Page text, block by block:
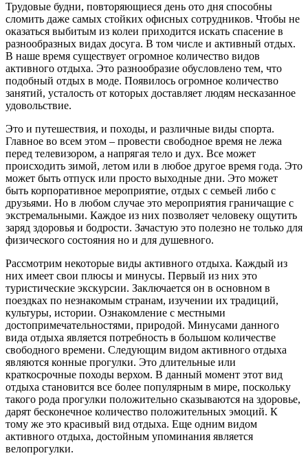
Трудовые будни, повторяющиеся день ото дня способны
сломить даже самых стойких офисных сотрудников. Чтобы не
оказаться выбитым из колеи приходится искать спасение в
разнообразных видах досуга. В том числе и активный отдых.
В наше время существует огромное количество видов
активного отдыха. Это разнообразие обусловлено тем, что
подобный отдых в моде. Появилось огромное количество
занятий, усталость от которых доставляет людям несказанное
удовольствие.
Это и путешествия, и походы, и различные виды спорта.
Главное во всем этом – провести свободное время не лежа
перед телевизором, а напрягая тело и дух. Все может
происходить зимой, летом или в любое другое время года. Это
может быть отпуск или просто выходные дни. Это может
быть корпоративное мероприятие, отдых с семьей либо с
друзьями. Но в любом случае это мероприятия граничащие с
экстремальными. Каждое из них позволяет человеку ощутить
заряд здоровья и бодрости. Зачастую это полезно не только для
физического состояния но и для душевного.
Рассмотрим некоторые виды активного отдыха. Каждый из
них имеет свои плюсы и минусы. Первый из них это
туристические экскурсии. Заключается он в основном в
поездках по незнакомым странам, изучении их традиций,
культуры, истории. Ознакомление с местными
достопримечательностями, природой. Минусами данного
вида отдыха является потребность в большом количестве
свободного времени. Следующим видом активного отдыха
являются конные прогулки. Это длительные или
краткосрочные походы верхом. В данный момент этот вид
отдыха становится все более популярным в мире, поскольку
такого рода прогулки положительно сказываются на здоровье,
дарят бесконечное количество положительных эмоций. К
тому же это красивый вид отдыха. Еще одним видом
активного отдыха, достойным упоминания является
велопрогулки.